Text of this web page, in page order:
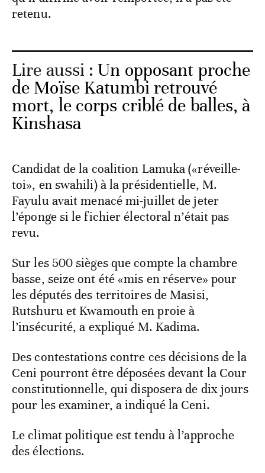
retenu.
Lire aussi : Un opposant proche
de Moïse Katumbi retrouvé
mort, le corps criblé de balles, à
Kinshasa
Candidat de la coalition Lamuka («réveille-
toi», en swahili) à la présidentielle, M.
Fayulu avait menacé mi-juillet de jeter
l’éponge si le fichier électoral n’était pas
revu.
Sur les 500 sièges que compte la chambre
basse, seize ont été «mis en réserve» pour
les députés des territoires de Masisi,
Rutshuru et Kwamouth en proie à
l’insécurité, a expliqué M. Kadima.
Des contestations contre ces décisions de la
Ceni pourront être déposées devant la Cour
constitutionnelle, qui disposera de dix jours
pour les examiner, a indiqué la Ceni.
Le climat politique est tendu à l’approche
des élections.